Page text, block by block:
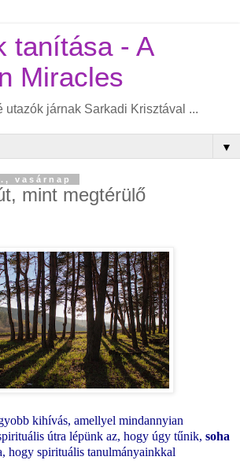
tanítása - A
Miracles
utazók járnak Sarkadi Krisztával ...
▼
vasárnap
mint megtérülő
kihívás, amellyel mindannyian
útra lépünk az, hogy úgy tűnik, soha
hogy spirituális tanulmányainkkal